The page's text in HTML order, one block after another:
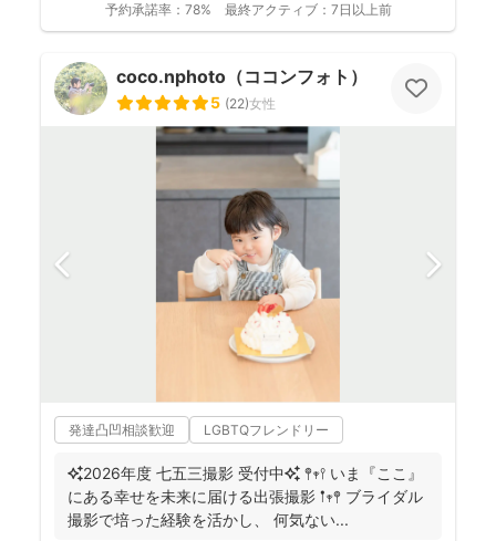
予約承諾率： 78% 最終アクティブ： 7日以上前
coco.nphoto（ココンフォト）
5 (22)女性
発達凸凹相談歓迎 LGBTQフレンドリー
✨2026年度 七五三撮影 受付中✨ 𖤣𖥧𖥣 いま『ここ』
にある幸せを未来に届ける出張撮影 𖡡𖥧𖤣 ブライダル
撮影で培った経験を活かし、 何気ない...